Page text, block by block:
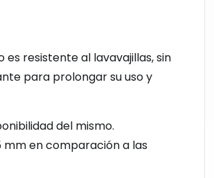
es resistente al lavavajillas, sin
para prolongar su uso y
del mismo.
mm en comparación a las